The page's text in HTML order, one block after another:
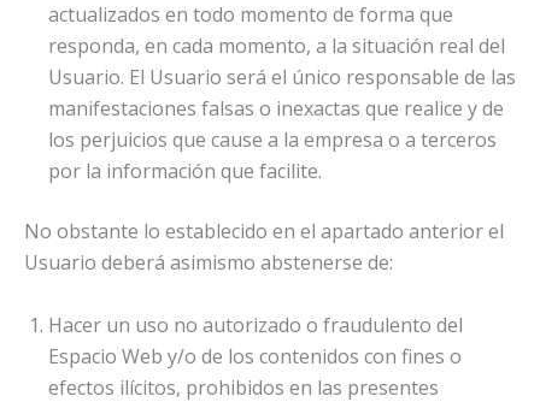
actualizados en todo momento de forma que
responda, en cada momento, a la situación real del
Usuario. El Usuario será el único responsable de las
manifestaciones falsas o inexactas que realice y de
los perjuicios que cause a la empresa o a terceros
por la información que facilite.
No obstante lo establecido en el apartado anterior el
Usuario deberá asimismo abstenerse de:
Hacer un uso no autorizado o fraudulento del
Espacio Web y/o de los contenidos con fines o
efectos ilícitos, prohibidos en las presentes